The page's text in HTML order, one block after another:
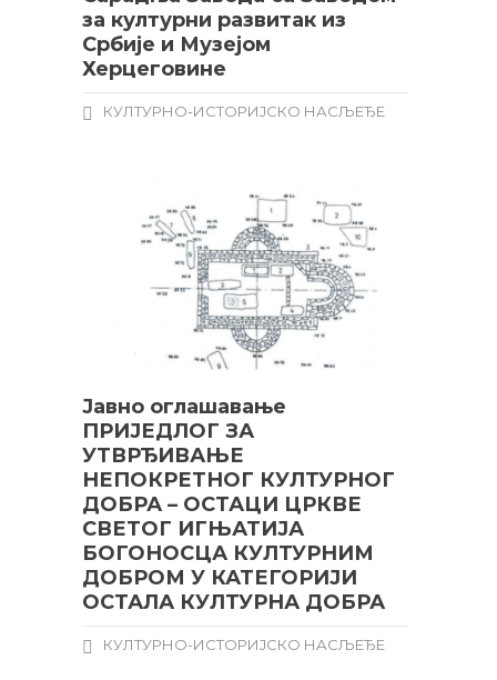
за културни развитак из
Србије и Музејом
Херцеговине
КУЛТУРНО-ИСТОРИЈСКО НАСЉЕЂЕ
Јавно оглашавање
ПРИЈЕДЛОГ ЗА
УТВРЂИВАЊЕ
НЕПОКРЕТНОГ КУЛТУРНОГ
ДОБРА – ОСТАЦИ ЦРКВЕ
СВЕТОГ ИГЊАТИЈА
БОГОНОСЦА КУЛТУРНИМ
ДОБРОМ У КАТЕГОРИЈИ
ОСТАЛА КУЛТУРНА ДОБРА
КУЛТУРНО-ИСТОРИЈСКО НАСЉЕЂЕ